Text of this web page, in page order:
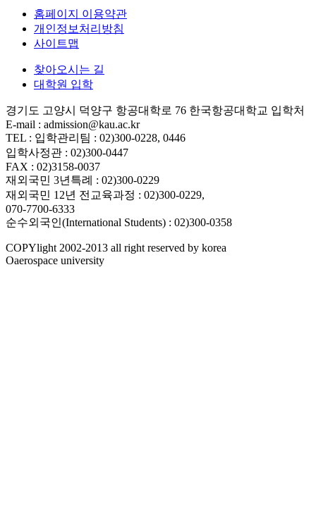
홈페이지 이용약관
개인정보처리방침
사이트맵
찾아오시는 길
대학원 입학
경기도 고양시 덕양구 항공대학로 76 한국항공대학교 입학처
E-mail : admission@kau.ac.kr
TEL : 입학관리팀 : 02)300-0228, 0446
입학사정관 : 02)300-0447
FAX : 02)3158-0037
재외국민 3년특례 : 02)300-0229
재외국민 12년 전교육과정 : 02)300-0229,
070-7700-6333
순수외국인(International Students) : 02)300-0358
COPYlight 2002-2013 all right reserved by korea
Oaerospace university